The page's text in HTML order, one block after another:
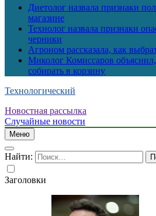
Диетолог назвала признаки
магазине
Технолог назвала признаки
черники
Агроном рассказала, как
Миколог Комиссаров
собирать в корзину
Технологический
Новостная рассылка
Случайные новости
Меню
Найти:
Заголовки